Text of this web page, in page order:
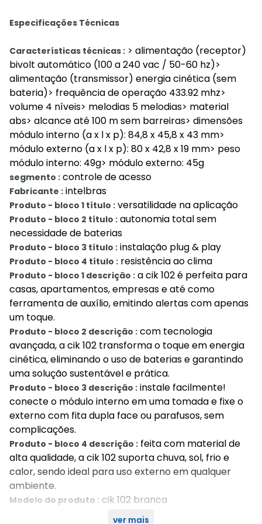
Especificações Técnicas
Características técnicas : > alimentação (receptor)
bivolt automático (100 a 240 vac / 50-60 hz)>
alimentação (transmissor) energia cinética (sem
bateria)> frequência de operação 433.92 mhz>
volume 4 níveis> melodias 5 melodias> material
abs> alcance até 100 m sem barreiras> dimensões
módulo interno (a x l x p): 84,8 x 45,8 x 43 mm>
módulo externo (a x l x p): 80 x 42,8 x 19 mm> peso
módulo interno: 49g> módulo externo: 45g
segmento : controle de acesso
Fabricante : intelbras
Produto - bloco 1 título : versatilidade na aplicação
Produto - bloco 2 título : autonomia total sem
necessidade de baterias
Produto - bloco 3 título : instalação plug & play
Produto - bloco 4 título : resistência ao clima
Produto - bloco 1 descrição : a cik 102 é perfeita para
casas, apartamentos, empresas e até como
ferramenta de auxílio, emitindo alertas com apenas
um toque.
Produto - bloco 2 descrição : com tecnologia
avançada, a cik 102 transforma o toque em energia
cinética, eliminando o uso de baterias e garantindo
uma solução sustentável e prática.
Produto - bloco 3 descrição : instale facilmente!
conecte o módulo interno em uma tomada e fixe o
externo com fita dupla face ou parafusos, sem
complicações.
Produto - bloco 4 descrição : feita com material de
alta qualidade, a cik 102 suporta chuva, sol, frio e
calor, sendo ideal para uso externo em qualquer
ambiente.
Modelo do produto : cik 102 branca
ver mais